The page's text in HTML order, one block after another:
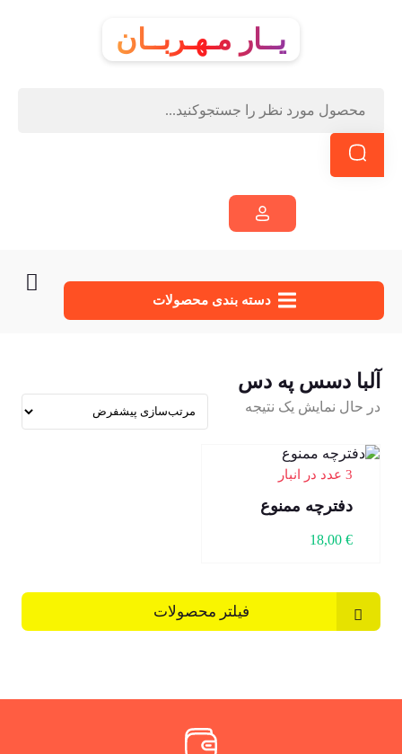
یــار مـهـربــان
دسته‌ بندی محصولات
آلبا دسس په دس
در حال نمایش یک نتیجه
3 عدد در انبار
دفترچه ممنوع
18,00 €
فیلتر محصولات